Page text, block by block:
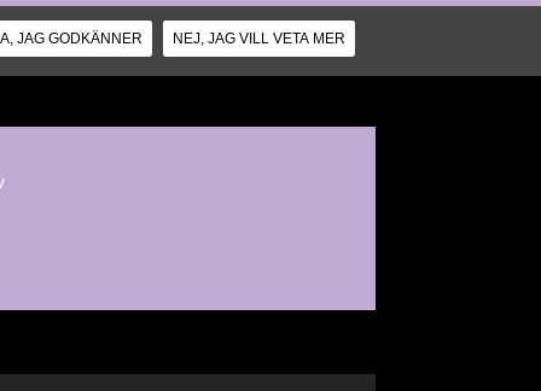
JAG GODKÄNNER NEJ, JAG VILL VETA MER